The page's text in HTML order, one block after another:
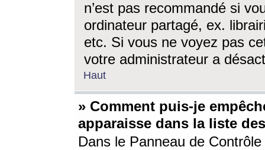
n’est pas recommandé si
ordinateur partagé, ex.
etc. Si vous ne voyez pas
votre administrateur a
Haut
» Comment puis-je
apparaisse dans la liste
Dans le Panneau de